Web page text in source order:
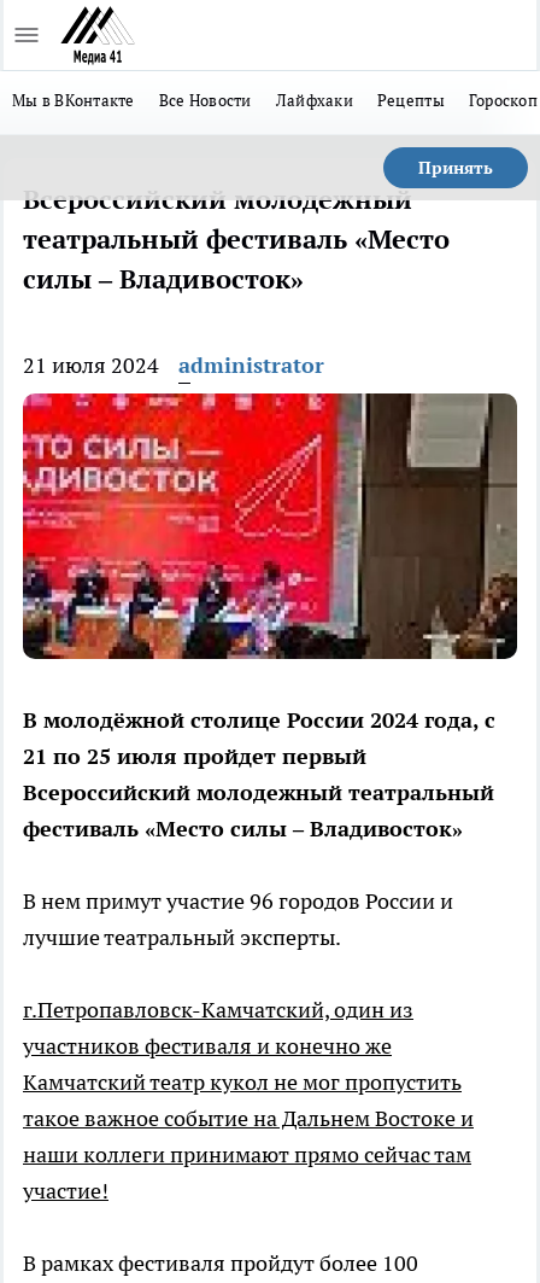
Мы в ВКонтакте Все Новости Лайфхаки Рецепты Гороскоп
Принять
Всероссийский молодежный
театральный фестиваль «Место
силы – Владивосток»
21 июля 2024 administrator
В молодёжной столице России 2024 года, с
21 по 25 июля пройдет первый
Всероссийский молодежный театральный
фестиваль «Место силы – Владивосток»
В нем примут участие 96 городов России и
лучшие театральный эксперты.
г.Петропавловск-Камчатский, один из
участников фестиваля и конечно же
Камчатский театр кукол не мог пропустить
такое важное событие на Дальнем Востоке и
наши коллеги принимают прямо сейчас там
участие!
⁣В рамках фестиваля пройдут более 100